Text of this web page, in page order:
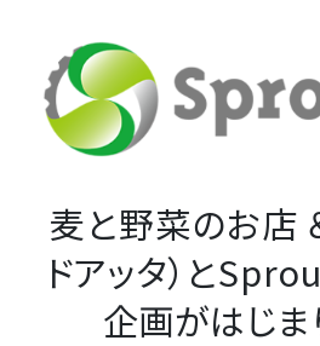
麦と野菜のお店
ドアッタ）と
企画がはじま